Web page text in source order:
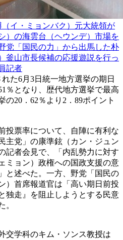
イ・ミョンバク）元大統領が
）の海雲台（ヘウンデ）市場を
党「国民の力」から出馬した朴
釜山市長候補の応援遊説を行っ
記者
た6月3日統一地方選挙の期日
％となり、歴代地方選挙で最高
の20．62％より2．89ポイント
投票率について、自陣に有利な
主党」の康準鉉（カン・ジュン
記者会見で、「内乱勢力に対す
ミョン）政権への国政支援の意
と述べた。一方、野党「国民の
）首席報道官は「高い期日前投
独走』を阻止しようとする民意
。
交学科のキム・ソンス教授は